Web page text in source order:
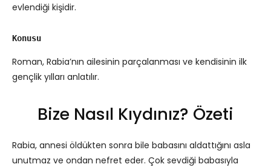
evlendiği kişidir.
Konusu
Roman, Rabia’nın ailesinin parçalanması ve kendisinin ilk
gençlik yılları anlatılır.
Bize Nasıl Kıydınız? Özeti
Rabia, annesi öldükten sonra bile babasını aldattığını asla
unutmaz ve ondan nefret eder. Çok sevdiği babasıyla